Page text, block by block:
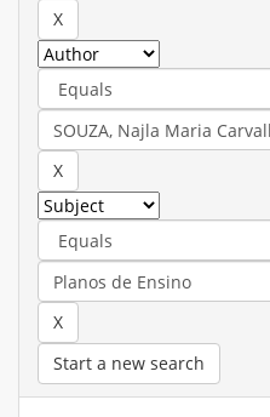
Start a new search